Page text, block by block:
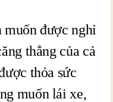
được nghỉ
thẳng của cả
thỏa sức
muốn lái xe,